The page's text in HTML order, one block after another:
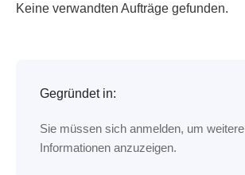
Keine verwandten Aufträge gefunden.
Gegründet in:
Sie müssen sich anmelden, um weitere
Informationen anzuzeigen.